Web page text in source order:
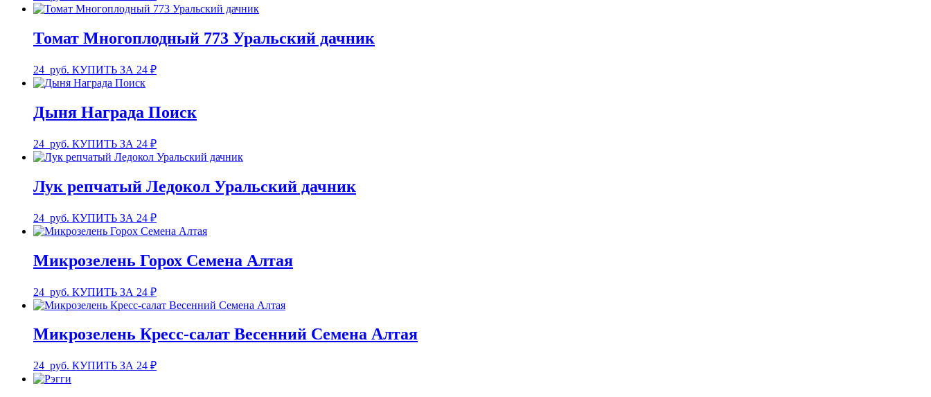
Томат Многоплодный 773 Уральский дачник
24 руб. КУПИТЬ ЗА 24 ₽
Дыня Награда Поиск
24 руб. КУПИТЬ ЗА 24 ₽
Лук репчатый Ледокол Уральский дачник
24 руб. КУПИТЬ ЗА 24 ₽
Микрозелень Горох Семена Алтая
24 руб. КУПИТЬ ЗА 24 ₽
Микрозелень Кресс-салат Весенний Семена Алтая
24 руб. КУПИТЬ ЗА 24 ₽